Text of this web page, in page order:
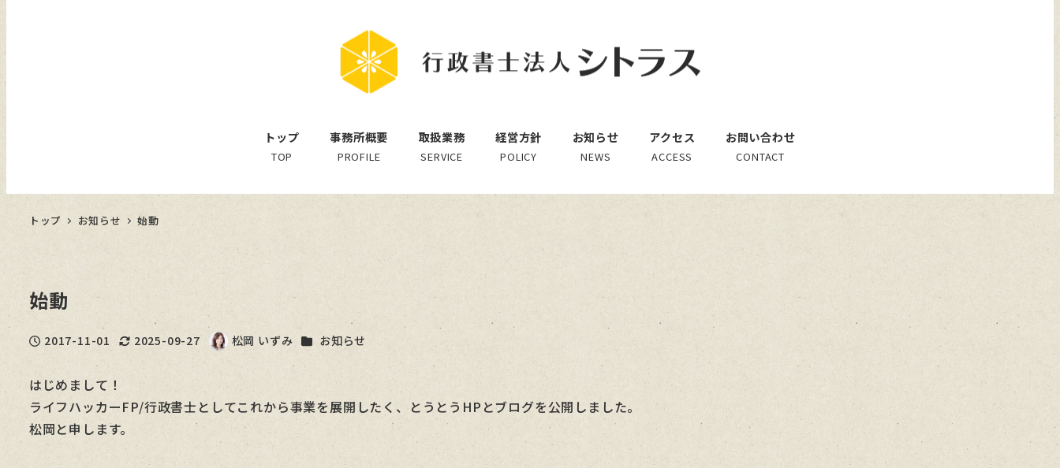
トップ
TOP
事務所概要
PROFILE
取扱業務
SERVICE
経営方針
POLICY
お知らせ
NEWS
アクセス
ACCESS
お問い合わせ
CONTACT
トップ お知らせ 始動
始動
投稿日
2017-11-01
更新日
2025-09-27
著
者
松岡 いずみ カテゴリー
お知らせ
はじめまして！
ライフハッカーFP/行政書士としてこれから事業を展開したく、とうとうHPとブログを公開しました。
松岡と申します。